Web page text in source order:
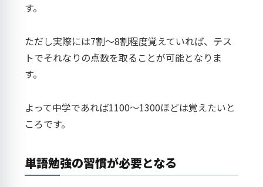
す。
ただし実際には7割～8割程度覚えていれば、テス
トでそれなりの点数を取ることが可能となりま
す。
よって中学であれば1100～1300ほどは覚えたいと
ころです。
単語勉強の習慣が必要となる